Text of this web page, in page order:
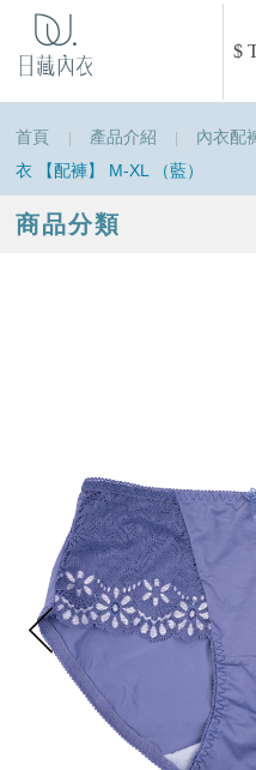
$
首頁 產品介紹 內衣配
衣 【配褲】 M-XL （藍）
商品分類